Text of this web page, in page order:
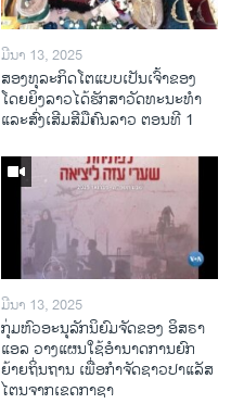
ມີນາ 13, 2025
ສອງທຸລະກິດໂຕແບບເປັນເຈົ້າຂອງ
ໂດຍຍິງລາວໄດ້ຮັກສາວັດທະນະທຳ
ແລະສົ່ງເສີມສີມືຄົນລາວ ຕອນທີ 1
ມີນາ 13, 2025
ກຸ່ມຫົວອະນຸລັກນິຍົມຈັດຂອງ ອິສຣາ
ແອລ ວາງແຜນໃຊ້ອຳນາດການຍົກ
ຍ້າຍຖິ່ນຖານ ເພື່ອກຳຈັດຊາວປາແລັສ
ໄຕນຈາກເຂດກາຊາ